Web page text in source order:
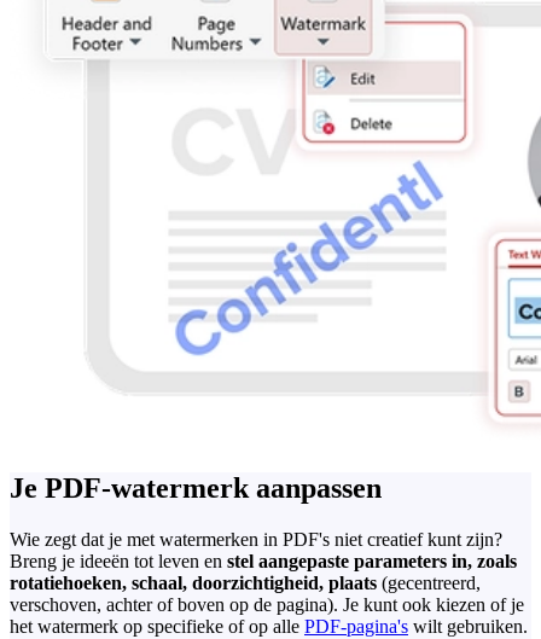
Je PDF-watermerk aanpassen
Wie zegt dat je met watermerken in PDF's niet creatief kunt zijn?
Breng je ideeën tot leven en stel aangepaste parameters in, zoals
rotatiehoeken, schaal, doorzichtigheid, plaats (gecentreerd,
verschoven, achter of boven op de pagina). Je kunt ook kiezen of je
het watermerk op specifieke of op alle PDF-pagina's wilt gebruiken.